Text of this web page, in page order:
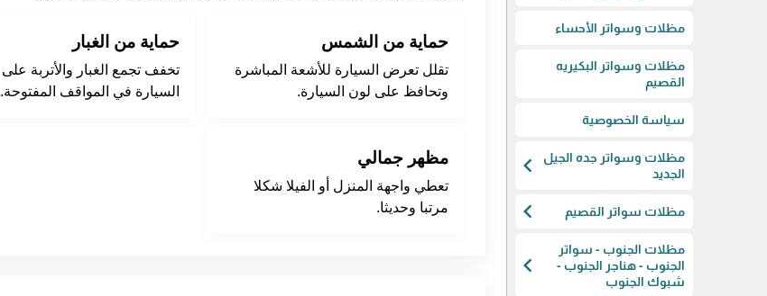
مظلات وسواتر الأحساء
مظلات وسواتر البكيريه
القصيم
سياسة الخصوصية
مظلات وسواتر جده الجيل
الجديد
chevron_left
مظلات سواتر القصيم chevron_left
مظلات الجنوب - سواتر
الجنوب - هناجر الجنوب -
شبوك الجنوب
chevron_left
حماية من الشمس
تقلل تعرض السيارة للأشعة المباشرة
وتحافظ على لون السيارة.
حماية من الغبار
تخفف تجمع الغبار والأتربة على
السيارة في المواقف المفتوحة.
مظهر جمالي
تعطي واجهة المنزل أو الفيلا شكلا
مرتبا وحديثا.